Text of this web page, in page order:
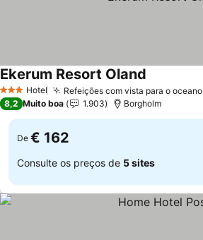
3 EstrelasHotel Refeições com vista para o oceano
Ekerum Resort Oland
8,2 Muito boa 1.903 Borgholm
De € 162
Consulte os preços de 5 sites